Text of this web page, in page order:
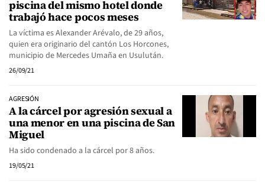
piscina del mismo hotel donde
trabajó hace pocos meses
La víctima es Alexander Arévalo, de 29 años,
quien era originario del cantón Los Horcones,
municipio de Mercedes Umaña en Usulután.
26/09/21
AGRESIÓN
A la cárcel por agresión sexual a
una menor en una piscina de San
Miguel
Ha sido condenado a la cárcel por 8 años.
19/05/21